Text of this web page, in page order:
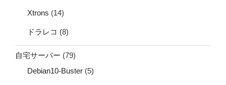
Xtrons (14)
ドラレコ (8)
自宅サーバー (79)
Debian10-Buster (5)